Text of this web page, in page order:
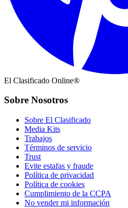
El Clasificado Online®
Sobre Nosotros
Sobre El Clasificado
Media Kits
Trabajos
Términos de servicio
Trust
Evite estafas y fraude
Política de privacidad
Política de cookies
Cumplimiento de la CCPA
No vender mi información